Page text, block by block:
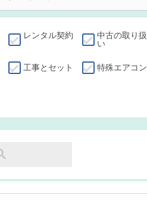
レンタル契約
中古の取り扱
い
工事とセット 特殊エアコン